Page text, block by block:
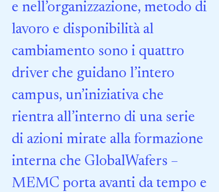
e nell’organizzazione, metodo di
lavoro e disponibilità al
cambiamento sono i quattro
driver che guidano l’intero
campus, un’iniziativa che
rientra all’interno di una serie
di azioni mirate alla formazione
interna che GlobalWafers –
MEMC porta avanti da tempo e